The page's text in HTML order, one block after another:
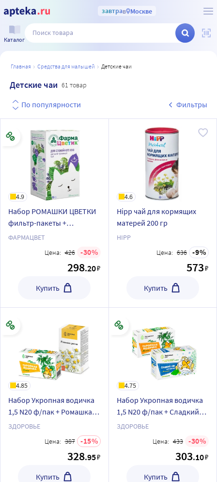
завтрав Москве
Каталог
главная средства для малышей детские чаи
Детские чаи 61 товар
По популярности Фильтры
4.9
Набор РОМАШКИ ЦВЕТКИ
фильтр-пакеты +
ФАРМАЦВЕТИК ДЛЯ
фильтр-пакеты
ФАРМАЦВЕТ
Цена: 426 30
298.20₽
Купить
4.6
Hipp чай для кормящих
матерей 200 гр
HIPP
Цена: 636 9
573₽
Купить
4.85
Набор Укропная водичка
1,5 N20 ф/пак + Ромашка
цветки 1,5 N20 ф/пак со
ЗДОРОВЬЕ
Цена: 387 15
328.95₽
Купить
4.75
Набор Укропная водичка
1,5 N20 ф/пак + Сладкий
сон детский Профессор
ЗДОРОВЬЕ
Цена: 433 30
303.10₽
Купить